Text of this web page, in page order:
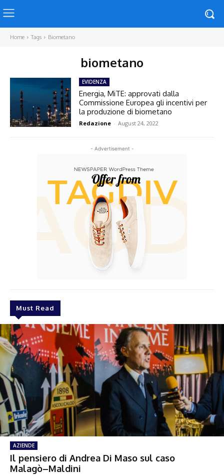
Home Tags Biometano
biometano
- Advertisement -
Must Read
AZIENDE
Il pensiero di Andrea Di Maso sul caso
Malagò–Maldini
EVIDENZA
Energia, MiTE: approvati dalla
Commissione Europea gli incentivi per
la produzione di biometano
Redazione - August 24, 2022